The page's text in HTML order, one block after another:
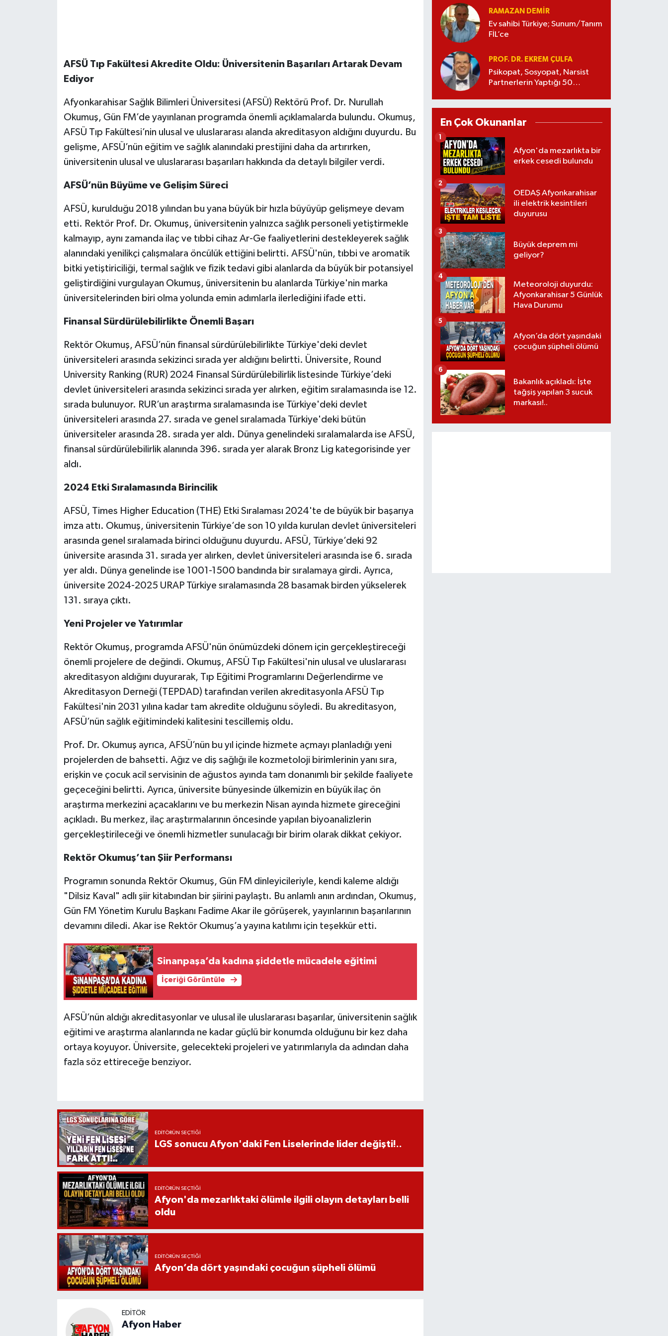
AFSÜ Tıp Fakültesi Akredite Oldu: Üniversitenin Başarıları Artarak Devam
Ediyor
Afyonkarahisar Sağlık Bilimleri Üniversitesi (AFSÜ) Rektörü Prof. Dr. Nurullah
Okumuş, Gün FM’de yayınlanan programda önemli açıklamalarda bulundu. Okumuş,
AFSÜ Tıp Fakültesi’nin ulusal ve uluslararası alanda akreditasyon aldığını duyurdu. Bu
gelişme, AFSÜ’nün eğitim ve sağlık alanındaki prestijini daha da artırırken,
üniversitenin ulusal ve uluslararası başarıları hakkında da detaylı bilgiler verdi.
AFSÜ’nün Büyüme ve Gelişim Süreci
AFSÜ, kurulduğu 2018 yılından bu yana büyük bir hızla büyüyüp gelişmeye devam
etti. Rektör Prof. Dr. Okumuş, üniversitenin yalnızca sağlık personeli yetiştirmekle
kalmayıp, aynı zamanda ilaç ve tıbbi cihaz Ar-Ge faaliyetlerini destekleyerek sağlık
alanındaki yenilikçi çalışmalara öncülük ettiğini belirtti. AFSÜ'nün, tıbbi ve aromatik
bitki yetiştiriciliği, termal sağlık ve fizik tedavi gibi alanlarda da büyük bir potansiyel
geliştirdiğini vurgulayan Okumuş, üniversitenin bu alanlarda Türkiye'nin marka
üniversitelerinden biri olma yolunda emin adımlarla ilerlediğini ifade etti.
Finansal Sürdürülebilirlikte Önemli Başarı
Rektör Okumuş, AFSÜ’nün finansal sürdürülebilirlikte Türkiye'deki devlet
üniversiteleri arasında sekizinci sırada yer aldığını belirtti. Üniversite, Round
University Ranking (RUR) 2024 Finansal Sürdürülebilirlik listesinde Türkiye’deki
devlet üniversiteleri arasında sekizinci sırada yer alırken, eğitim sıralamasında ise 12.
sırada bulunuyor. RUR’un araştırma sıralamasında ise Türkiye'deki devlet
üniversiteleri arasında 27. sırada ve genel sıralamada Türkiye'deki bütün
üniversiteler arasında 28. sırada yer aldı. Dünya genelindeki sıralamalarda ise AFSÜ,
finansal sürdürülebilirlik alanında 396. sırada yer alarak Bronz Lig kategorisinde yer
aldı.
2024 Etki Sıralamasında Birincilik
AFSÜ, Times Higher Education (THE) Etki Sıralaması 2024'te de büyük bir başarıya
imza attı. Okumuş, üniversitenin Türkiye’de son 10 yılda kurulan devlet üniversiteleri
arasında genel sıralamada birinci olduğunu duyurdu. AFSÜ, Türkiye’deki 92
üniversite arasında 31. sırada yer alırken, devlet üniversiteleri arasında ise 6. sırada
yer aldı. Dünya genelinde ise 1001-1500 bandında bir sıralamaya girdi. Ayrıca,
üniversite 2024-2025 URAP Türkiye sıralamasında 28 basamak birden yükselerek
131. sıraya çıktı.
Yeni Projeler ve Yatırımlar
Rektör Okumuş, programda AFSÜ'nün önümüzdeki dönem için gerçekleştireceği
önemli projelere de değindi. Okumuş, AFSÜ Tıp Fakültesi'nin ulusal ve uluslararası
akreditasyon aldığını duyurarak, Tıp Eğitimi Programlarını Değerlendirme ve
Akreditasyon Derneği (TEPDAD) tarafından verilen akreditasyonla AFSÜ Tıp
Fakültesi'nin 2031 yılına kadar tam akredite olduğunu söyledi. Bu akreditasyon,
AFSÜ’nün sağlık eğitimindeki kalitesini tescillemiş oldu.
Prof. Dr. Okumuş ayrıca, AFSÜ’nün bu yıl içinde hizmete açmayı planladığı yeni
projelerden de bahsetti. Ağız ve diş sağlığı ile kozmetoloji birimlerinin yanı sıra,
erişkin ve çocuk acil servisinin de ağustos ayında tam donanımlı bir şekilde faaliyete
geçeceğini belirtti. Ayrıca, üniversite bünyesinde ülkemizin en büyük ilaç ön
araştırma merkezini açacaklarını ve bu merkezin Nisan ayında hizmete gireceğini
açıkladı. Bu merkez, ilaç araştırmalarının öncesinde yapılan biyoanalizlerin
gerçekleştirileceği ve önemli hizmetler sunulacağı bir birim olarak dikkat çekiyor.
Rektör Okumuş’tan Şiir Performansı
Programın sonunda Rektör Okumuş, Gün FM dinleyicileriyle, kendi kaleme aldığı
"Dilsiz Kaval" adlı şiir kitabından bir şiirini paylaştı. Bu anlamlı anın ardından, Okumuş,
Gün FM Yönetim Kurulu Başkanı Fadime Akar ile görüşerek, yayınlarının başarılarının
devamını diledi. Akar ise Rektör Okumuş’a yayına katılımı için teşekkür etti.
Sinanpaşa’da kadına şiddetle mücadele eğitimi
İçeriği Görüntüle
AFSÜ’nün aldığı akreditasyonlar ve ulusal ile uluslararası başarılar, üniversitenin sağlık
eğitimi ve araştırma alanlarında ne kadar güçlü bir konumda olduğunu bir kez daha
ortaya koyuyor. Üniversite, gelecekteki projeleri ve yatırımlarıyla da adından daha
fazla söz ettireceğe benziyor.
EDITÖRÜN SEÇTIĞI
LGS sonucu Afyon'daki Fen Liselerinde lider değişti!..
EDITÖRÜN SEÇTIĞI
Afyon'da mezarlıktaki ölümle ilgili olayın detayları belli
oldu
EDITÖRÜN SEÇTIĞI
Afyon’da dört yaşındaki çocuğun şüpheli ölümü
EDITÖR
Afyon Haber
RAMAZAN DEMİR
Ev sahibi Türkiye; Sunum/Tanım
FİL’ce
PROF. DR. EKREM ÇULFA
Psikopat, Sosyopat, Narsist
Partnerlerin Yaptığı 50
En Çok Okunanlar
Afyon'da mezarlıkta bir
erkek cesedi bulundu
1
OEDAŞ Afyonkarahisar
ili elektrik kesintileri
duyurusu
2
Büyük deprem mi
geliyor?
3
Meteoroloji duyurdu:
Afyonkarahisar 5 Günlük
Hava Durumu
4
Afyon’da dört yaşındaki
çocuğun şüpheli ölümü
5
Bakanlık açıkladı: İşte
tağşiş yapılan 3 sucuk
markası!..
6